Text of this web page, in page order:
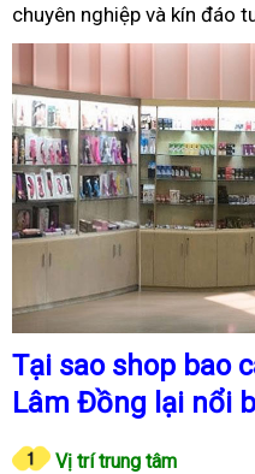
chuyên nghiệp và kín đáo
Tại sao shop bao
Lâm Đồng lại nổi
Vị trí trung tâm